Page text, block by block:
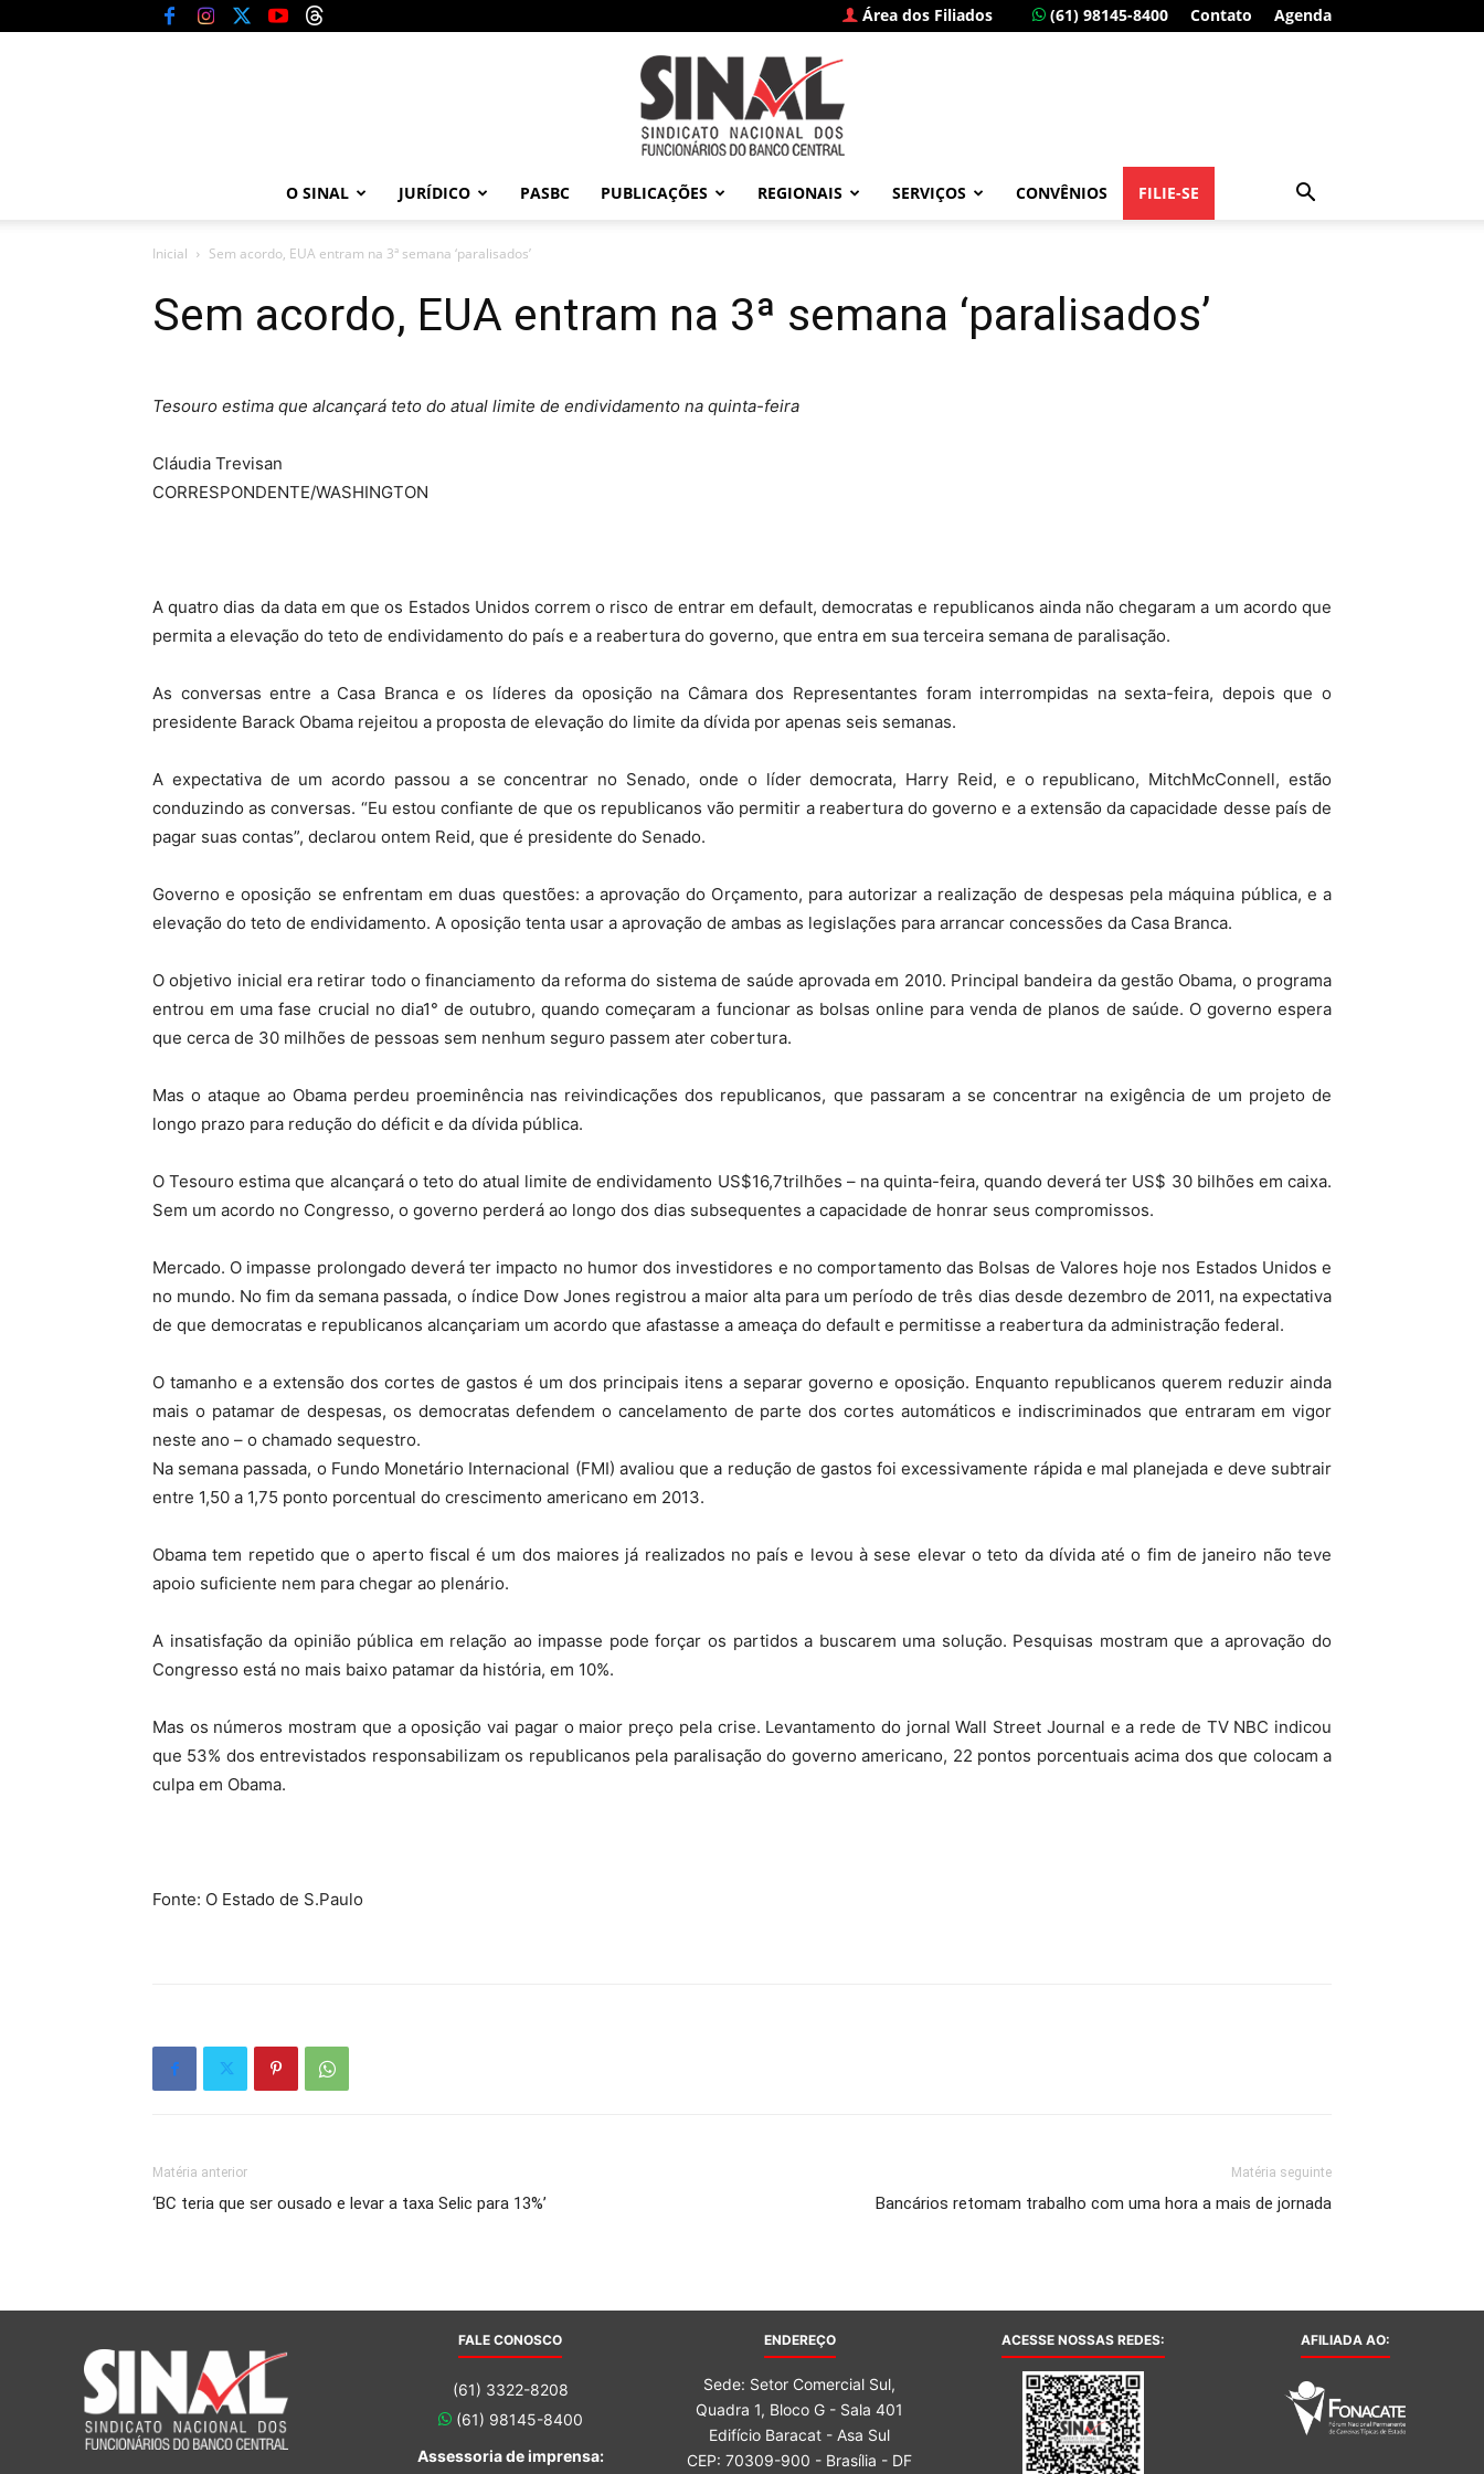
Área dos Filiados (61) 98145-8400 Contato Agenda
dos
do
Central
O SINAL JURÍDICO PASBC PUBLICAÇÕES REGIONAIS SERVIÇOS CONVÊNIOS FILIE-SE
Inicial Sem acordo, EUA entram na 3ª semana ‘paralisados’
Sem acordo, EUA entram na 3ª semana ‘paralisados’
Tesouro estima que alcançará teto do atual limite de endividamento na quinta-feira
Cláudia Trevisan
CORRESPONDENTE/WASHINGTON
A quatro dias da data em que os Estados Unidos correm o risco de entrar em default, democratas e republicanos ainda não chegaram a um acordo que
permita a elevação do teto de endividamento do país e a reabertura do governo, que entra em sua terceira semana de paralisação.
As conversas entre a Casa Branca e os líderes da oposição na Câmara dos Representantes foram interrompidas na sexta-feira, depois que o
presidente Barack Obama rejeitou a proposta de elevação do limite da dívida por apenas seis semanas.
A expectativa de um acordo passou a se concentrar no Senado, onde o líder democrata, Harry Reid, e o republicano, MitchMcConnell, estão
conduzindo as conversas. “Eu estou confiante de que os republicanos vão permitir a reabertura do governo e a extensão da capacidade desse país de
pagar suas contas”, declarou ontem Reid, que é presidente do Senado.
Governo e oposição se enfrentam em duas questões: a aprovação do Orçamento, para autorizar a realização de despesas pela máquina pública, e a
elevação do teto de endividamento. A oposição tenta usar a aprovação de ambas as legislações para arrancar concessões da Casa Branca.
O objetivo inicial era retirar todo o financiamento da reforma do sistema de saúde aprovada em 2010. Principal bandeira da gestão Obama, o programa
entrou em uma fase crucial no dia1° de outubro, quando começaram a funcionar as bolsas online para venda de planos de saúde. O governo espera
que cerca de 30 milhões de pessoas sem nenhum seguro passem ater cobertura.
Mas o ataque ao Obama perdeu proeminência nas reivindicações dos republicanos, que passaram a se concentrar na exigência de um projeto de
longo prazo para redução do déficit e da dívida pública.
O Tesouro estima que alcançará o teto do atual limite de endividamento US$16,7trilhões – na quinta-feira, quando deverá ter US$ 30 bilhões em caixa.
Sem um acordo no Congresso, o governo perderá ao longo dos dias subsequentes a capacidade de honrar seus compromissos.
Mercado. O impasse prolongado deverá ter impacto no humor dos investidores e no comportamento das Bolsas de Valores hoje nos Estados Unidos e
no mundo. No fim da semana passada, o índice Dow Jones registrou a maior alta para um período de três dias desde dezembro de 2011, na expectativa
de que democratas e republicanos alcançariam um acordo que afastasse a ameaça do default e permitisse a reabertura da administração federal.
O tamanho e a extensão dos cortes de gastos é um dos principais itens a separar governo e oposição. Enquanto republicanos querem reduzir ainda
mais o patamar de despesas, os democratas defendem o cancelamento de parte dos cortes automáticos e indiscriminados que entraram em vigor
neste ano – o chamado sequestro.
Na semana passada, o Fundo Monetário Internacional (FMI) avaliou que a redução de gastos foi excessivamente rápida e mal planejada e deve subtrair
entre 1,50 a 1,75 ponto porcentual do crescimento americano em 2013.
Obama tem repetido que o aperto fiscal é um dos maiores já realizados no país e levou à sese elevar o teto da dívida até o fim de janeiro não teve
apoio suficiente nem para chegar ao plenário.
A insatisfação da opinião pública em relação ao impasse pode forçar os partidos a buscarem uma solução. Pesquisas mostram que a aprovação do
Congresso está no mais baixo patamar da história, em 10%.
Mas os números mostram que a oposição vai pagar o maior preço pela crise. Levantamento do jornal Wall Street Journal e a rede de TV NBC indicou
que 53% dos entrevistados responsabilizam os republicanos pela paralisação do governo americano, 22 pontos porcentuais acima dos que colocam a
culpa em Obama.
Fonte: O Estado de S.Paulo
Matéria anterior
‘BC teria que ser ousado e levar a taxa Selic para 13%’
Matéria seguinte
Bancários retomam trabalho com uma hora a mais de jornada
FALE CONOSCO
(61) 3322-8208
(61) 98145-8400
Assessoria de imprensa:
ENDEREÇO
Sede: Setor Comercial Sul,
Quadra 1, Bloco G - Sala 401
Edifício Baracat - Asa Sul
CEP: 70309-900 - Brasília - DF
ACESSE NOSSAS REDES: AFILIADA AO: